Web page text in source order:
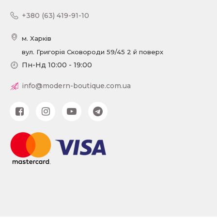
+380 (63) 419-91-10
м. Харків
вул. Григорія Сковороди 59/45 2 й поверх
Пн-Нд 10:00 - 19:00
info@modern-boutique.com.ua